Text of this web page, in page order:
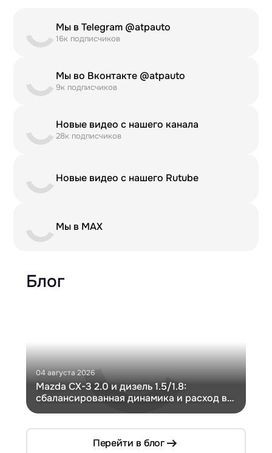
Мы в Telegram @atpauto
16к подписчиков
Мы во Вконтакте @atpauto
9к подписчиков
Новые видео с нашего канала
28к подписчиков
Новые видео с нашего Rutube
Мы в MAX
Блог
04 августа 2026
Mazda CX-3 2.0 и дизель 1.5/1.8:
сбалансированная динамика и расход в
Перейти в блог